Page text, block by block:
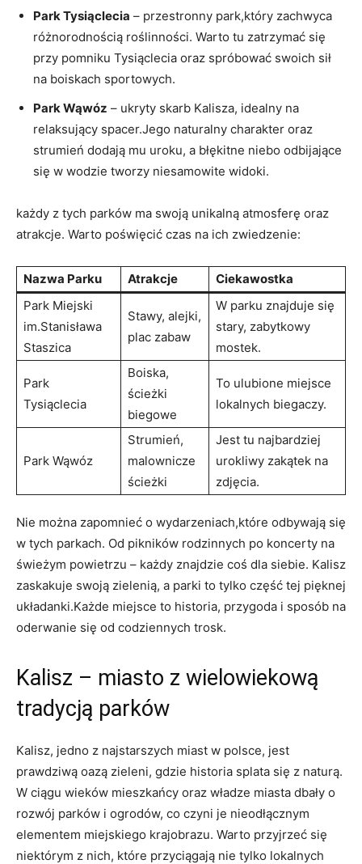
Park Tysiąclecia – przestronny park,który zachwyca
różnorodnością roślinności. ⁢Warto⁣ tu zatrzymać się
przy pomniku Tysiąclecia oraz​ spróbować swoich sił
na boiskach sportowych.
Park⁢ Wąwóz – ukryty skarb Kalisza, idealny na⁤
relaksujący spacer.Jego naturalny ⁢charakter oraz
strumień dodają mu uroku, a błękitne niebo odbijające
się w wodzie tworzy niesamowite widoki.
każdy ⁣z tych parków ma swoją​ unikalną atmosferę oraz
atrakcje. Warto poświęcić czas ⁢na ich zwiedzenie:
Nazwa Parku Atrakcje
Ciekawostka
Park Miejski
im.Stanisława
Staszica
Stawy, alejki,
plac zabaw
W parku znajduje się
stary, zabytkowy
mostek.
Park
Tysiąclecia
Boiska,
‍ścieżki
biegowe
To ulubione miejsce
lokalnych biegaczy.
Park Wąwóz
Strumień,
malownicze
ścieżki
Jest tu najbardziej
urokliwy zakątek na
zdjęcia.
Nie można zapomnieć o wydarzeniach,które odbywają się
w ​tych parkach. Od pikników rodzinnych po koncerty na
świeżym powietrzu – każdy znajdzie coś dla siebie. Kalisz
zaskakuje swoją⁢ zielenią, a parki to tylko część tej pięknej
układanki.Każde miejsce to historia, przygoda i sposób na
oderwanie się od codziennych ​trosk.
Kalisz – miasto z‍ wielowiekową
tradycją parków
Kalisz, jedno z najstarszych miast w polsce, jest
prawdziwą oazą zieleni,⁤ gdzie⁢ historia splata się z naturą.
W ciągu wieków mieszkańcy oraz władze miasta dbały o
‍rozwój parków ‍i ogrodów, co czyni je nieodłącznym
elementem miejskiego krajobrazu. Warto przyjrzeć się
niektórym z nich, które przyciągają nie tylko lokalnych